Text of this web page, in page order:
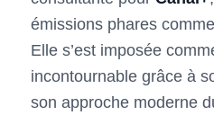
émissions phares
Elle s’est imposée
incontournable grâce à
son approche moderne